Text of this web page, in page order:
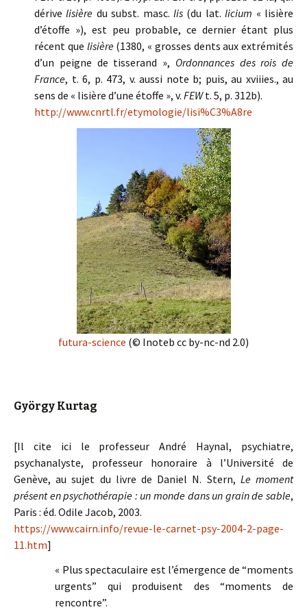
dérivelisière du subst. masc.lis (du lat.licium « lisière
d’étoffe »), est peu probable, ce dernier étant plus
récent que lisière(1380, « grosses dents aux extrémités
d’un peigne de tisserand », Ordonnances des rois de
France, t. 6, p. 473, v. aussi note b; puis, au xviiies., au
sens de « lisière d’une étoffe », v. FEWt. 5, p. 312b).
http://www.cnrtl.fr/etymologie/lisi%C3%A8re
futura-science (© Inoteb cc by-nc-nd 2.0)
György Kurtag
[Il cite ici le professeur André Haynal, psychiatre,
psychanalyste, professeur honoraire à l’Université de
Genève, au sujet du livre de Daniel N. Stern, Le moment
présent en psychothérapie : un monde dans un grain de sable,
Paris : éd. Odile Jacob, 2003.
https://www.cairn.info/revue-le-carnet-psy-2004-2-page-
11.htm]
« Plus spectaculaire est l’émergence de “moments
urgents” qui produisent des “moments de
rencontre”.